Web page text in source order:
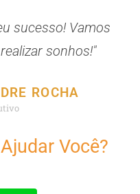
sucesso! Vamos
sonhos!"
ROCHA
Você?